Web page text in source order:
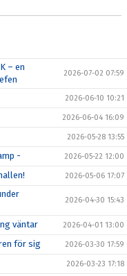
– en
2026-07-02 07:59
2026-06-10 10:21
2026-06-04 16:09
2026-05-28 13:55
- 2026-05-22 12:00
2026-05-06 17:07
2026-04-30 15:43
väntar 2026-04-01 13:00
för sig 2026-03-30 17:59
2026-03-23 17:18